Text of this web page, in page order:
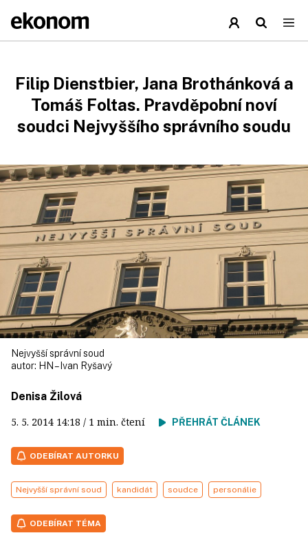
Filip Dienstbier, Jana Brothánková a
Tomáš Foltas. Pravděpobní noví
soudci Nejvyššího správního soudu
Nejvyšší správní soud
autor: HN – Ivan Ryšavý
Denisa Žilová
5. 5. 2014 14:18 / 1 min. čtení PŘEHRÁT ČLÁNEK
ODEBÍRAT AUTORKU
Nejvyšší správní soud kandidát soudce personálie
ODEBÍRAT TÉMA